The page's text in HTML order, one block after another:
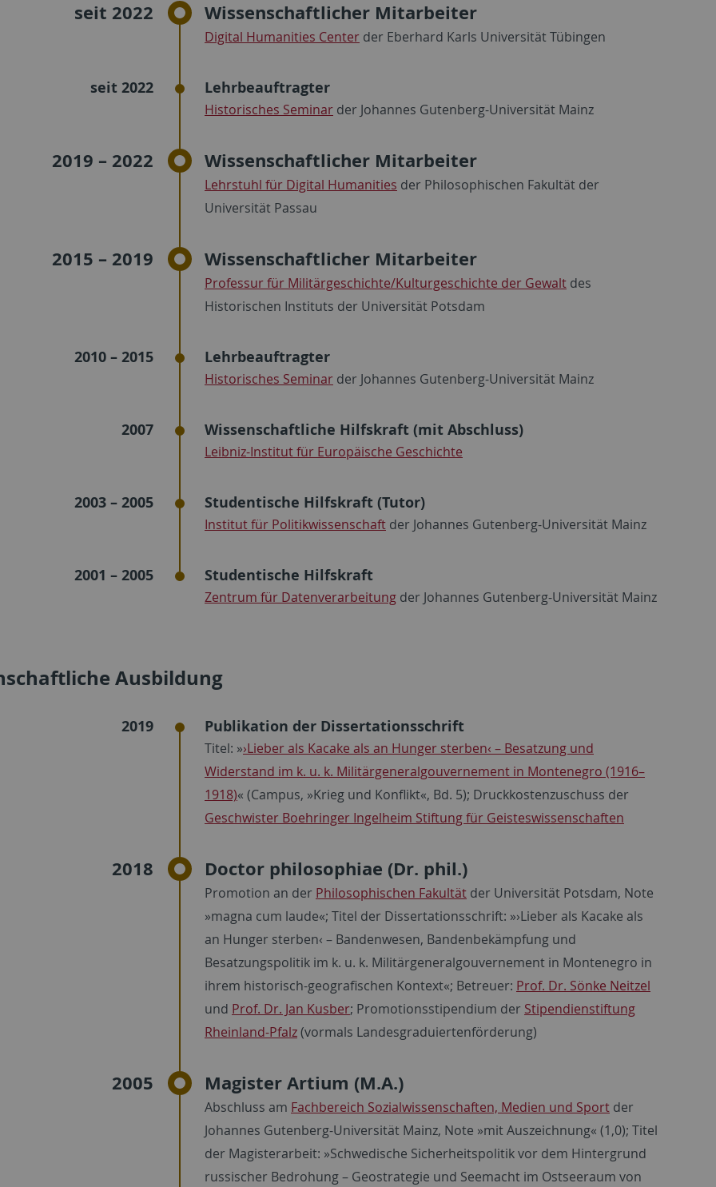
seit 2022 Wissenschaftlicher Mitarbeiter
Digital Humanities Centerder Eberhard Karls Universität Tübingen
seit 2022 Lehrbeauftragter
Historisches Seminarder Johannes Gutenberg-Universität Mainz
2019 – 2022 Wissenschaftlicher Mitarbeiter
Lehrstuhl für Digital Humanities der Philosophischen Fakultät der
Universität Passau
2015 – 2019 Wissenschaftlicher Mitarbeiter
Professur für Militärgeschichte/Kulturgeschichte der Gewaltdes
Historischen Instituts der Universität Potsdam
2010 – 2015 Lehrbeauftragter
Historisches Seminarder Johannes Gutenberg-Universität Mainz
2007 Wissenschaftliche Hilfskraft (mit Abschluss)
Leibniz-Institut für Europäische Geschichte
2003 – 2005 Studentische Hilfskraft (Tutor)
Institut für Politikwissenschaftder Johannes Gutenberg-Universität Mainz
2001 – 2005 Studentische Hilfskraft
Zentrum für Datenverarbeitungder Johannes Gutenberg-Universität Mainz
Ausbildung
2019 Publikation der Dissertationsschrift
Titel: »›Lieber als Kacake als an Hunger sterben‹ – Besatzung und
Widerstand im k. u. k. Militärgeneralgouvernement in Montenegro (1916–
1918)« (Campus, »Krieg und Konflikt«, Bd. 5); Druckkostenzuschuss der
Geschwister Boehringer Ingelheim Stiftung für Geisteswissenschaften
2018 Doctor philosophiae (Dr. phil.)
Promotion an der Philosophischen Fakultätder Universität Potsdam, Note
»magna cum laude«; Titel der Dissertationsschrift: »›Lieber als Kacake als
an Hunger sterben‹ – Bandenwesen, Bandenbekämpfung und
Besatzungspolitik im k. u. k. Militärgeneralgouvernement in Montenegro in
ihrem historisch-geografischen Kontext«; Betreuer: Prof. Dr. Sönke Neitzel
und Prof. Dr. Jan Kusber; Promotionsstipendium der Stipendienstiftung
Rheinland-Pfalz(vormals Landesgraduiertenförderung)
2005 Magister Artium (M.A.)
Abschluss am Fachbereich Sozialwissenschaften, Medien und Sportder
Johannes Gutenberg-Universität Mainz, Note »mit Auszeichnung« (1,0); Titel
der Magisterarbeit: »Schwedische Sicherheitspolitik vor dem Hintergrund
russischer Bedrohung – Geostrategie und Seemacht im Ostseeraum von